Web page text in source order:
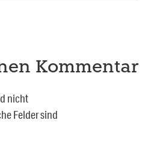
Kommentar
nicht
Felder sind